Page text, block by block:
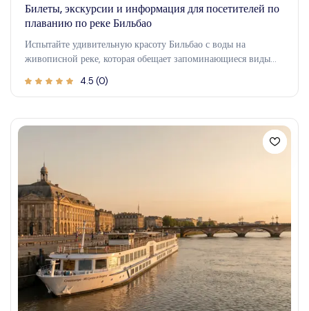
Билеты, экскурсии и информация для посетителей по
плаванию по реке Бильбао
Испытайте удивительную красоту Бильбао с воды на
живописной реке, которая обещает запоминающиеся виды
расслабляющий опыт позволяет гостям исследовать
уникальную перспективу его исторических и современных
достопримечательностей. Отправляйтесь в путешествие по
живописным водам Бильбао, погружаясь в захватывающие
виды, спокойные воды и новое восприятие культурного
очарования города. Будь то спокойное приключение или
экскурсия с местными инсайтами, это путешествие обогатит
ваш опыт, подходящий для семей, пар и одиночных
путешественников.
4.5 (0)